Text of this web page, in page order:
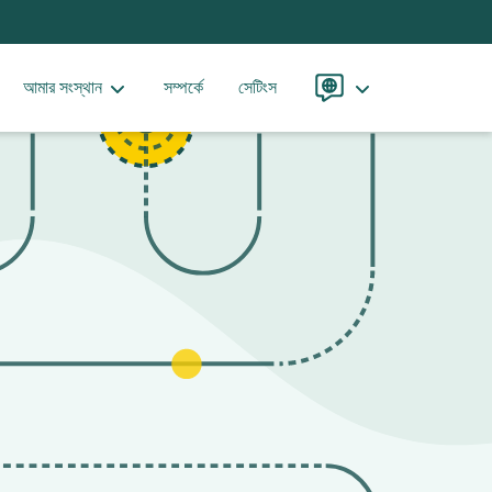
আমার সংস্থান সম্পর্কে সেটিংস
ভাষা